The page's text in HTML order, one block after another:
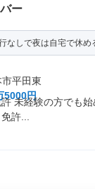
ー
なしで夜は自宅で休め
平田東
5000円
未経験の方でも
許...